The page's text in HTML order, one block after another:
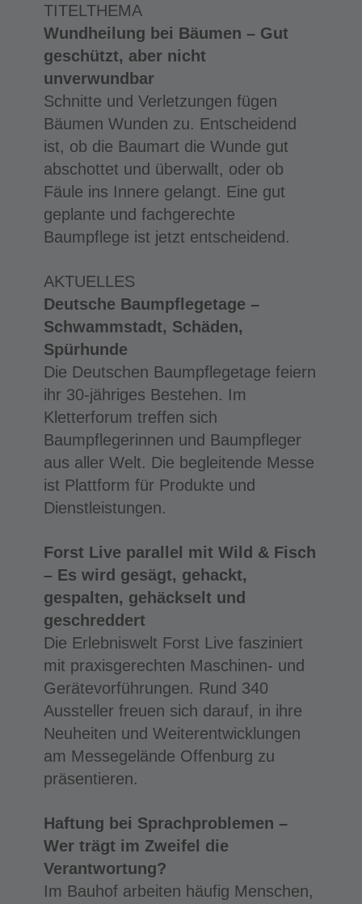
TITELTHEMA
Wundheilung bei Bäumen – Gut
geschützt, aber nicht
unverwundbar
Schnitte und Verletzungen fügen
Bäumen Wunden zu. Entscheidend
ist, ob die Baumart die Wunde gut
abschottet und überwallt, oder ob
Fäule ins Innere gelangt. Eine gut
geplante und fachgerechte
Baumpflege ist jetzt entscheidend.
AKTUELLES
Deutsche Baumpflegetage –
Schwammstadt, Schäden,
Spürhunde
Die Deutschen Baumpflegetage feiern
ihr 30-jähriges Bestehen. Im
Kletterforum treffen sich
Baumpflegerinnen und Baumpfleger
aus aller Welt. Die begleitende Messe
ist Plattform für Produkte und
Dienstleistungen.
Forst Live parallel mit Wild & Fisch
– Es wird gesägt, gehackt,
gespalten, gehäckselt und
geschreddert
Die Erlebniswelt Forst Live fasziniert
mit praxisgerechten Maschinen- und
Gerätevorführungen. Rund 340
Aussteller freuen sich darauf, in ihre
Neuheiten und Weiterentwicklungen
am Messegelände Offenburg zu
präsentieren.
Haftung bei Sprachproblemen –
Wer trägt im Zweifel die
Verantwortung?
Im Bauhof arbeiten häufig Menschen,